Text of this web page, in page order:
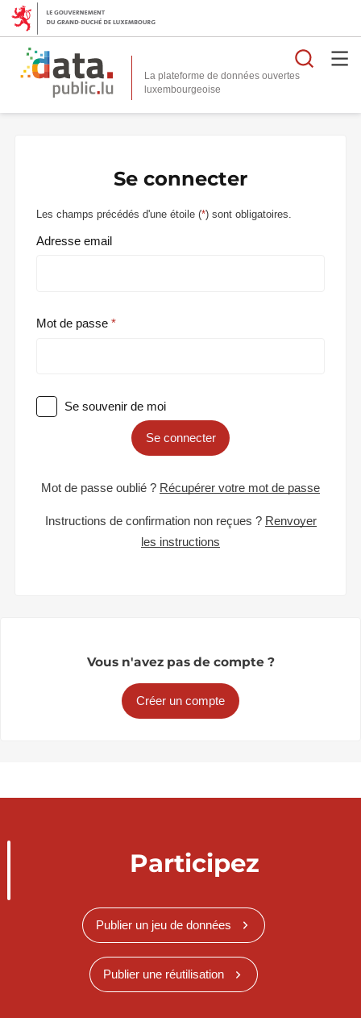
La plateforme de données ouvertes
Se connecter
Les champs précédés d'une étoile (*) sont obligatoires.
Adresse email
Mot de passe
Se souvenir de moi
Se connecter
Mot de passe oublié ? Récupérer votre mot de passe
Instructions de confirmation non reçues ? Renvoyer
les instructions
Vous n'avez pas de compte ?
Créer un compte
Participez
Publier un jeu de données
Publier une réutilisation